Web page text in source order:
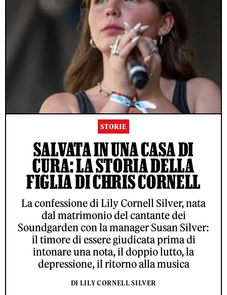
STORIE
SALVATA IN UNA CASA DI
CURA: LA STORIA DELLA
FIGLIA DI CHRIS CORNELL
La confessione di Lily Cornell Silver, nata
dal matrimonio del cantante dei
Soundgarden con la manager Susan Silver:
il timore di essere giudicata prima di
intonare una nota, il doppio lutto, la
depressione, il ritorno alla musica
DI LILY CORNELL SILVER